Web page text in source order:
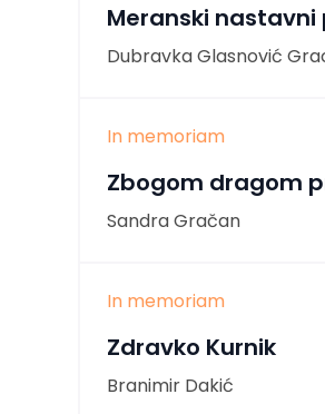
Meranski nastavni
Dubravka Glasnović
In memoriam
Zbogom dragom
Sandra Gračan
In memoriam
Zdravko Kurnik
Branimir Dakić